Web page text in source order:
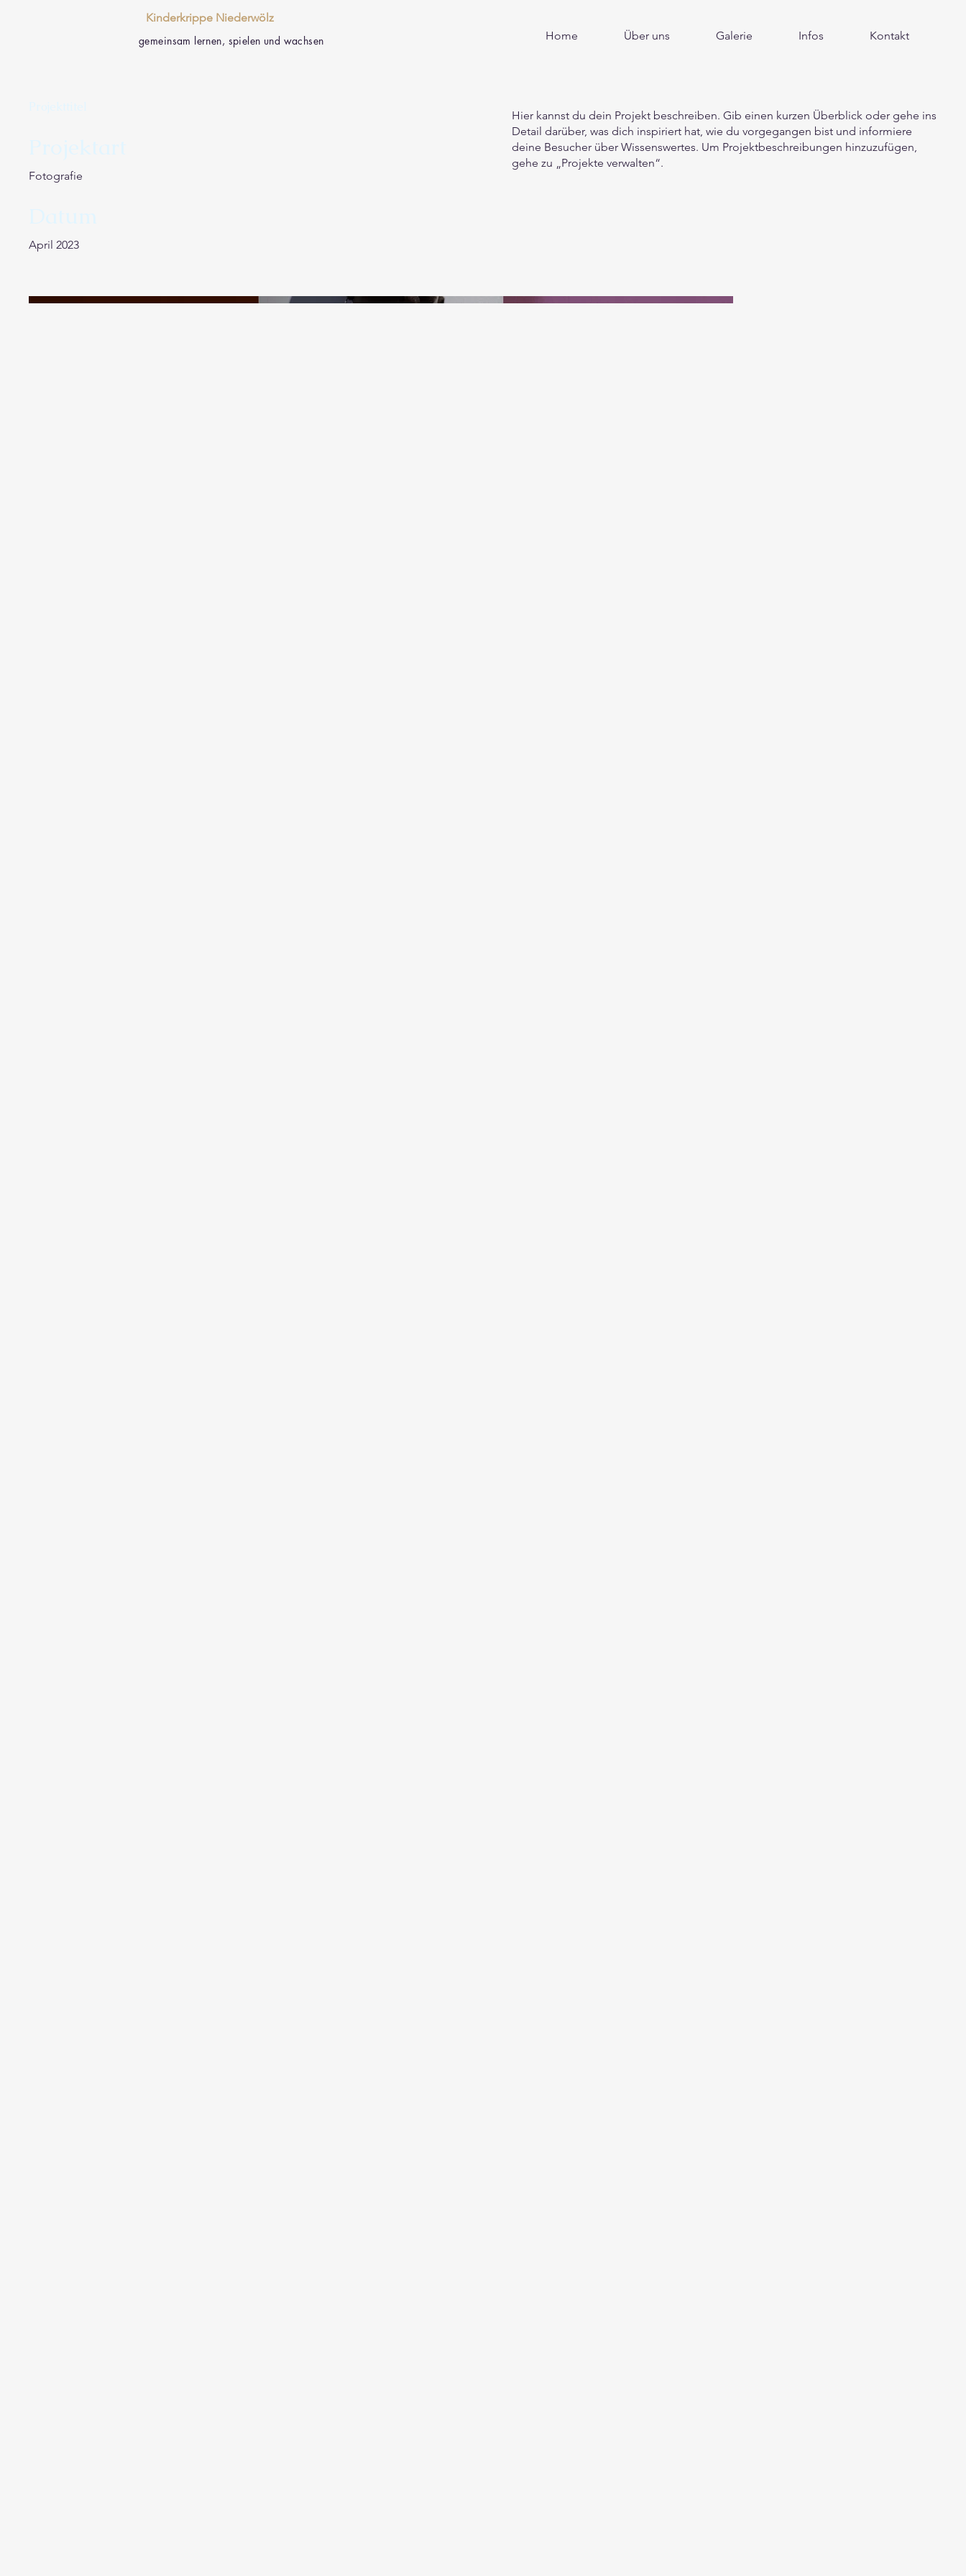
Home Über uns Galerie Infos Kontakt
Kinderkrippe Niederwölz
gemeinsam lernen, spielen und wachsen
Fotografie
April 2023
Hier kannst du dein Projekt beschreiben. Gib einen kurzen Überblick oder gehe ins
Detail darüber, was dich inspiriert hat, wie du vorgegangen bist und informiere
deine Besucher über Wissenswertes. Um Projektbeschreibungen hinzuzufügen,
gehe zu „Projekte verwalten“.